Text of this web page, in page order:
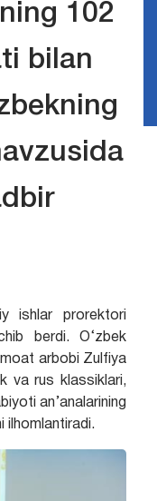
102
bilan
ishlar prorektori
berdi. O‘zbek
arbobi Zulfiya
va rus klassiklari,
an’analarining
ilhomlantiradi.